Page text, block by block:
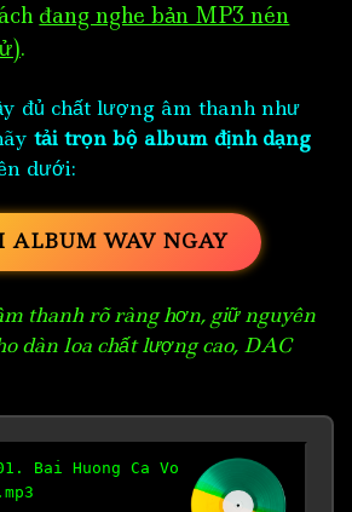
đang nghe bản MP3 nén
.
đủ chất lượng âm thanh như
tải trọn bộ album định dạng
dưới:
ALBUM WAV NGAY
thanh rõ ràng hơn, giữ nguyên
dàn loa chất lượng cao, DAC
Bai Huong Ca Vo